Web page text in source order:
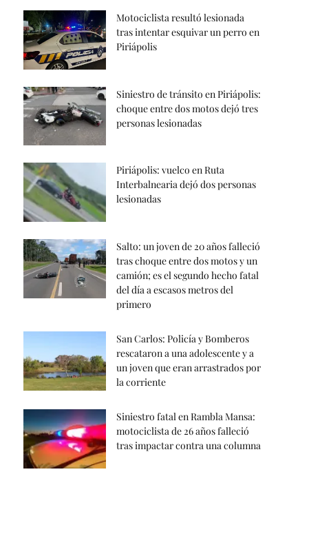
Motociclista resultó lesionada
tras intentar esquivar un perro en
Piriápolis
Siniestro de tránsito en Piriápolis:
choque entre dos motos dejó tres
personas lesionadas
Piriápolis: vuelco en Ruta
Interbalnearia dejó dos personas
lesionadas
Salto: un joven de 20 años falleció
tras choque entre dos motos y un
camión; es el segundo hecho fatal
del día a escasos metros del
primero
San Carlos: Policía y Bomberos
rescataron a una adolescente y a
un joven que eran arrastrados por
la corriente
Siniestro fatal en Rambla Mansa:
motociclista de 26 años falleció
tras impactar contra una columna